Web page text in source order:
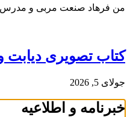
من فرهاد صنعت مربی و مدرس
کتاب تصویری دیابت
جولای 5, 2026
خبرنامه و اطلاعیه